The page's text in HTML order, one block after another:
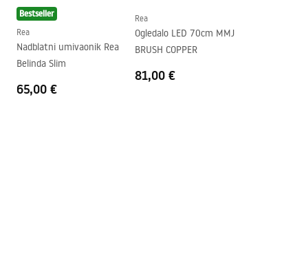
Promjer priključka
Bestseller
Rea
Nadblatni umivaonik Rea
Belinda Slim
65,00 €
Rea
Ogledalo LED 70cm MMJ
BRUSH COPPER
81,00 €